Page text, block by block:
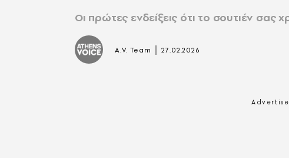
Οι πρώτες ενδείξεις ότι το σουτιέν σας
A.V. Team |27.02.2026